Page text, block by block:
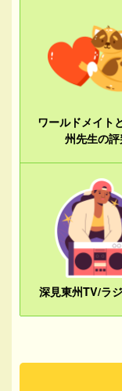
ワールドメイト
州先生の評
深見東州TV/ラ